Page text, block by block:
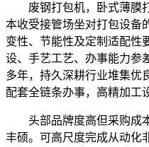
废钢打包机，卧式薄膜打
本收受接管场坐对打包设备
变性、节能性及定制适配性
设、手艺工艺、办事能力
多年，持久深耕行业堆集优
配套全链条办事，高精加工
头部品牌度高但采购成本
丰硕。可高尺度完成从动化